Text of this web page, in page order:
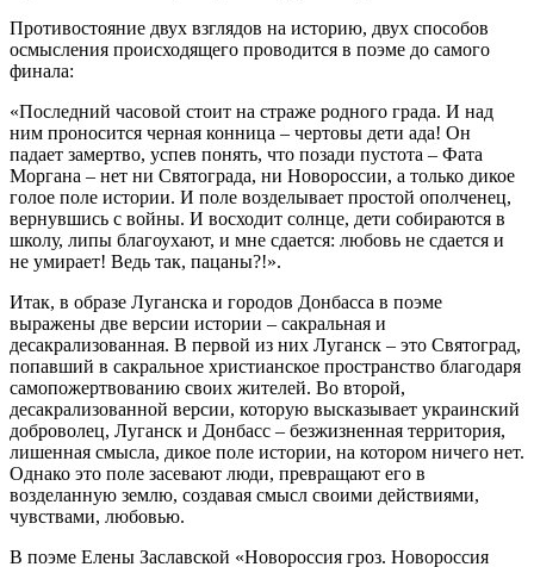
Противостояние двух взглядов на историю, двух способов
осмысления происходящего проводится в поэме до самого
финала:
«Последний часовой стоит на страже родного града. И над
ним проносится черная конница – чертовы дети ада! Он
падает замертво, успев понять, что позади пустота – Фата
Моргана – нет ни Святограда, ни Новороссии, а только дикое
голое поле истории. И поле возделывает простой ополченец,
вернувшись с войны. И восходит солнце, дети собираются в
школу, липы благоухают, и мне сдается: любовь не сдается и
не умирает! Ведь так, пацаны?!».
Итак, в образе Луганска и городов Донбасса в поэме
выражены две версии истории – сакральная и
десакрализованная. В первой из них Луганск – это Святоград,
попавший в сакральное христианское пространство благодаря
самопожертвованию своих жителей. Во второй,
десакрализованной версии, которую высказывает украинский
доброволец, Луганск и Донбасс – безжизненная территория,
лишенная смысла, дикое поле истории, на котором ничего нет.
Однако это поле засевают люди, превращают его в
возделанную землю, создавая смысл своими действиями,
чувствами, любовью.
В поэме Елены Заславской «Новороссия гроз. Новороссия